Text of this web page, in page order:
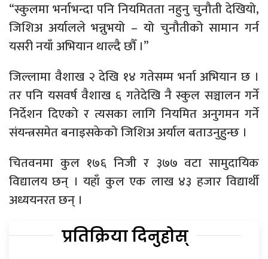
“स्कुलमा भर्नाभन्दा पनि नियमितता नहुनु चुनौती देखियो,
जिशिअ अर्यालले भन्नुभयो – यो चुनौतीको सामान गर्न
यसरी नयाँ अभियान थाल्दै छौँ ।”
जिल्लामा वैशाख २ देखि १४ गतेसम्म भर्ना अभियान छ ।
तर पनि यसवर्ष वैशाख ६ गतेदेखि नै स्कुल सञ्चालन गर्ने
निर्देशन दिएको र त्यसका लागि नियमित अनुगमन गर्ने
संयन्त्रसमेत बनाइसकेको जिशिअ अर्याल बताउनुहुन्छ ।
चितवनमा कुल १७६ निजी र ३७७ वटा सामुदायिक
विद्यालय छन् । यहाँ कुल एक लाख ४३ हजार विद्यार्थी
अध्ययनरत छन् ।
प्रतिक्रिया दिनुहोस्